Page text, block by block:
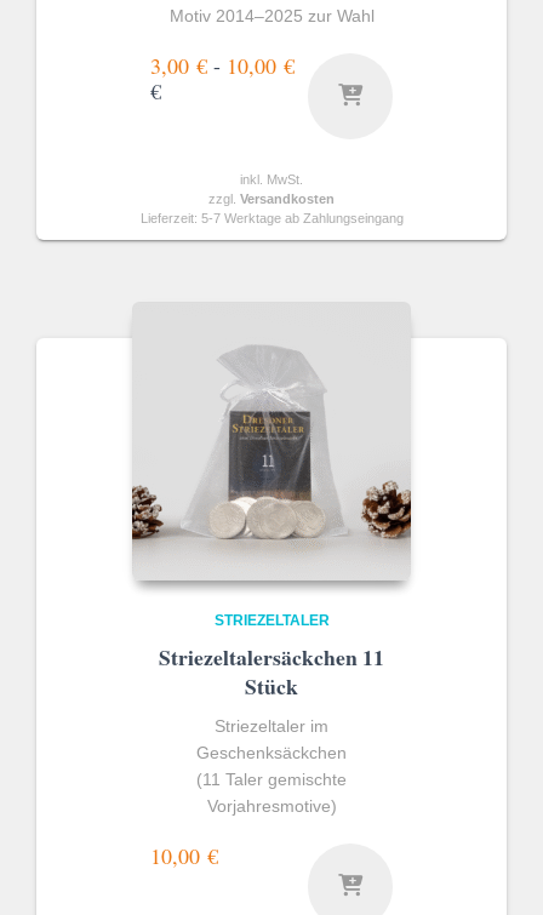
Motiv 2014–2025 zur Wahl
3,00 € - 10,00 €
€
inkl. MwSt.
zzgl. Versandkosten
Lieferzeit: 5-7 Werktage ab Zahlungseingang
STRIEZELTALER
Striezeltalersäckchen 11
Stück
Striezeltaler im
Geschenksäckchen
(11 Taler gemischte
Vorjahresmotive)
10,00 €